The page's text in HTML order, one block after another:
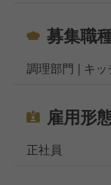
別手当などの手
その他にも資格
付企業年金、確
り上げ社宅寮な
当社サイト、フ
募集職
調理部門 | キ
雇用形
正社員